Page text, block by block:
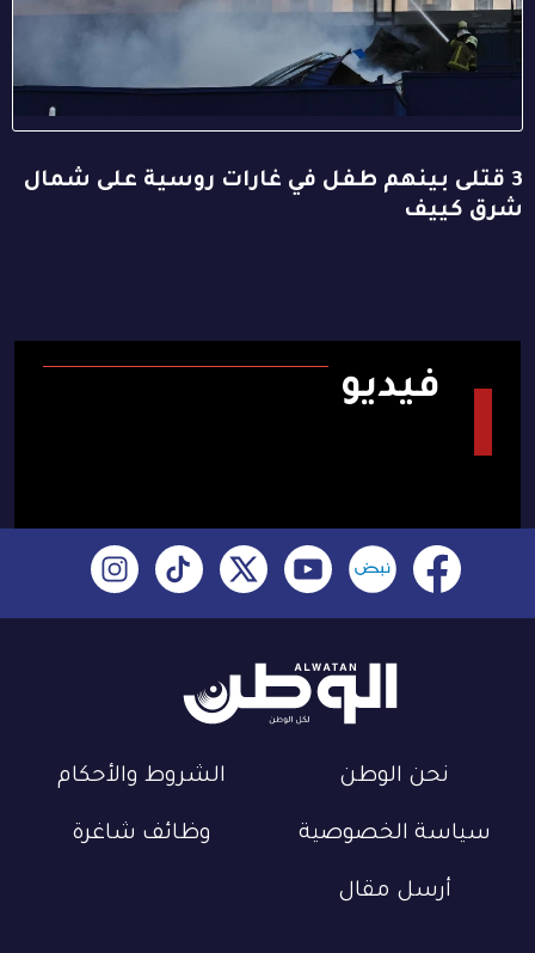
3 قتلى بينهم طفل في غارات روسية على شمال
شرق كييف
فيديو
نحن الوطن الشروط والأحكام
سياسة الخصوصية وظائف شاغرة
أرسل مقال